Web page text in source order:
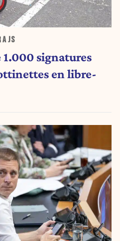
A JS
1.000 signatures
en libre-